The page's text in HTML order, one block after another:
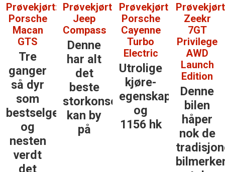
Prøvekjørt:
Jeep
Compass
Denne
har alt
det
beste
storkonsernet
kan by
på
Prøvekjørt:
Porsche
Cayenne
Turbo
Electric
Utrolige
kjøre­
egenskaper
og
1156 hk
Prøvekjørt:
Zeekr
7GT
Privilege
AWD
Launch
Edition
Denne
bilen
håper
tradisjonelle
bilmerkene
Lexus RZ
550e
En uke
med
dette,
og du
vil
kanskje
ikke ha
noe
annet